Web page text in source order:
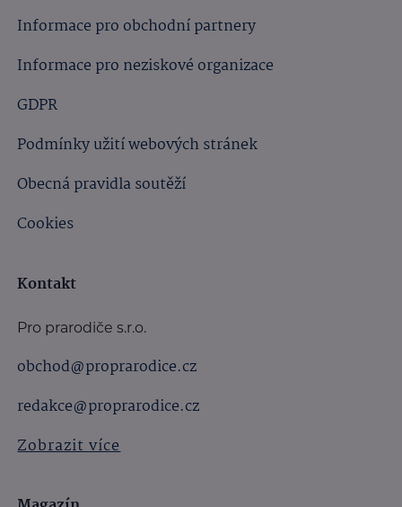
Informace pro obchodní partnery
Informace pro neziskové organizace
GDPR
Podmínky užití webových stránek
Obecná pravidla soutěží
Cookies
Kontakt
Pro prarodiče s.r.o.
obchod@proprarodice.cz
redakce@proprarodice.cz
Zobrazit více